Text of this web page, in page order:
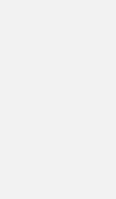
новых или не
функционал и
под управление
восстановление,
которые могут